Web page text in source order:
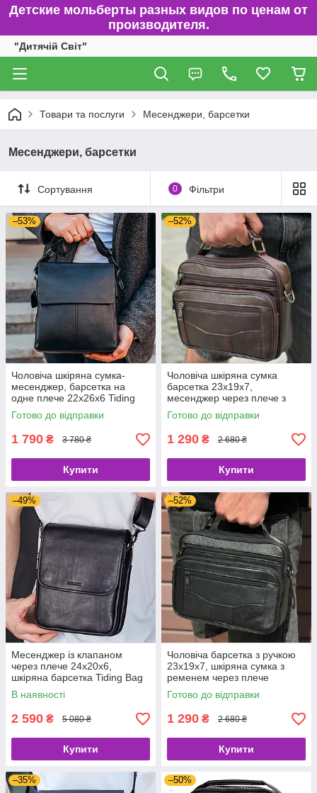
Детские мольберты разных видов по ценам от
производителя.
"Дитячій Світ"
Товари та послуги Месенджери, барсетки
Месенджери, барсетки
Сортування 0 Фільтри
–53%
Чоловіча шкіряна сумка-
месенджер, барсетка на
одне плече 22x26x6 Tiding
Bag 75-5271 чорна
Готово до відправки
1 790 ₴ 3 780 ₴
Купити
–52%
Чоловіча шкіряна сумка
барсетка 23х19х7,
месенджер через плече з
коричневою ручкою BEXHILL
61881B
Готово до відправки
1 290 ₴ 2 680 ₴
Купити
–49%
Месенджер із клапаном
через плече 24х20х6,
шкіряна барсетка Tiding Bag
TD-20033 чорна
В наявності
2 590 ₴ 5 080 ₴
Купити
–52%
Чоловіча барсетка з ручкою
23х19х7, шкіряна сумка з
ременем через плече
BEXHILL BX-14440B чорна
Готово до відправки
1 290 ₴ 2 680 ₴
Купити
–35% –50%